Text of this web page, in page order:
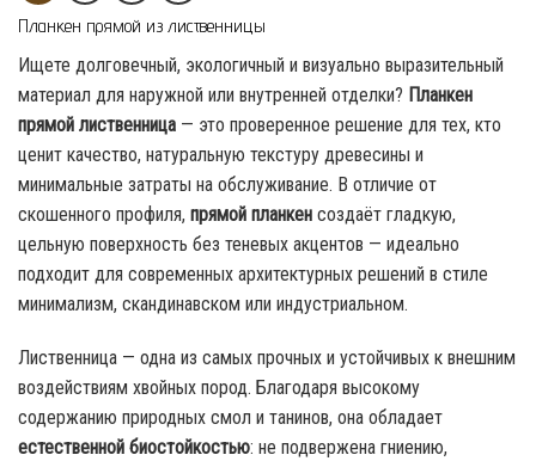
Планкен прямой из лиственницы
Ищете долговечный, экологичный и визуально выразительный
материал для наружной или внутренней отделки? Планкен
прямой лиственница — это проверенное решение для тех, кто
ценит качество, натуральную текстуру древесины и
минимальные затраты на обслуживание. В отличие от
скошенного профиля, прямой планкен создаёт гладкую,
цельную поверхность без теневых акцентов — идеально
подходит для современных архитектурных решений в стиле
минимализм, скандинавском или индустриальном.
Лиственница — одна из самых прочных и устойчивых к внешним
воздействиям хвойных пород. Благодаря высокому
содержанию природных смол и танинов, она обладает
естественной биостойкостью: не подвержена гниению,